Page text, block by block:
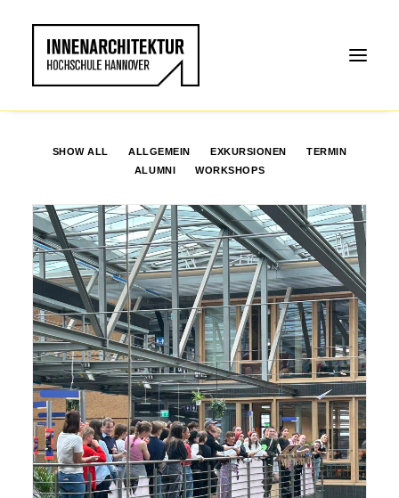
SHOW ALL ALLGEMEIN EXKURSIONEN
TERMIN
ALUMNI
WORKSHOPS